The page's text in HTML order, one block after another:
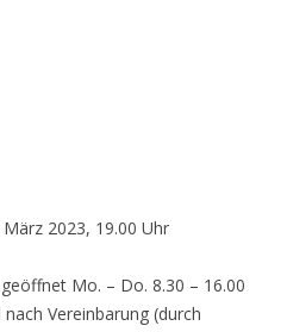
2023, 19.00 Uhr
Mo. – Do. 8.30 – 16.00
Vereinbarung (durch